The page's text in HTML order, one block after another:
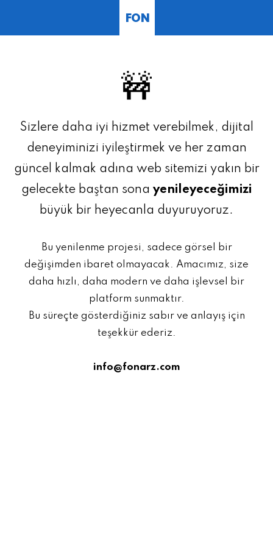
FON
🚧
Sizlere daha iyi hizmet verebilmek, dijital
deneyiminizi iyileştirmek ve her zaman
güncel kalmak adına web sitemizi yakın bir
gelecekte baştan sona yenileyeceğimizi
büyük bir heyecanla duyuruyoruz.
Bu yenilenme projesi, sadece görsel bir
değişimden ibaret olmayacak. Amacımız, size
daha hızlı, daha modern ve daha işlevsel bir
platform sunmaktır.
Bu süreçte gösterdiğiniz sabır ve anlayış için
teşekkür ederiz.
info@fonarz.com